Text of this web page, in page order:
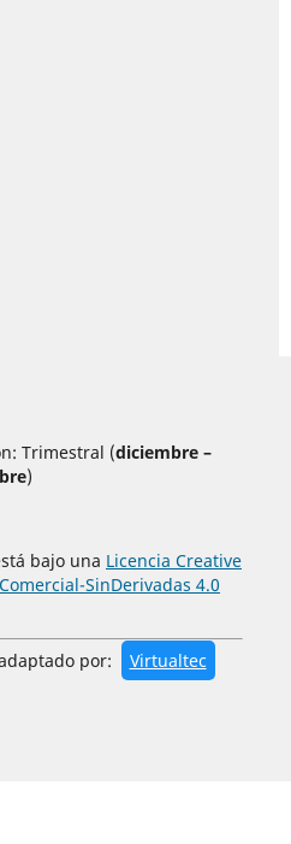
Trimestral (diciembre –
)
bajo una Licencia Creative
SinDerivadas 4.0
por: Virtualtec